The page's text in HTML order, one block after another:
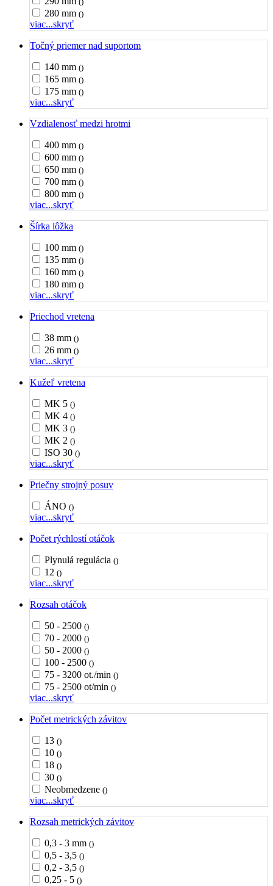
280 mm ()
viac...skryť
Točný priemer nad suportom
140 mm ()
165 mm ()
175 mm ()
viac...skryť
Vzdialenosť medzi hrotmi
400 mm ()
600 mm ()
650 mm ()
700 mm ()
800 mm ()
viac...skryť
Šírka lôžka
100 mm ()
135 mm ()
160 mm ()
180 mm ()
viac...skryť
Priechod vretena
38 mm ()
26 mm ()
viac...skryť
Kužeľ vretena
MK 5 ()
MK 4 ()
MK 3 ()
MK 2 ()
ISO 30 ()
viac...skryť
Priečny strojný posuv
ÁNO ()
viac...skryť
Počet rýchlostí otáčok
Plynulá regulácia ()
12 ()
viac...skryť
Rozsah otáčok
50 - 2500 ()
70 - 2000 ()
50 - 2000 ()
100 - 2500 ()
75 - 3200 ot./min ()
75 - 2500 ot/min ()
viac...skryť
Počet metrických závitov
13 ()
10 ()
18 ()
30 ()
Neobmedzene ()
viac...skryť
Rozsah metrických závitov
0,3 - 3 mm ()
0,5 - 3,5 ()
0,2 - 3,5 ()
0,25 - 5 ()